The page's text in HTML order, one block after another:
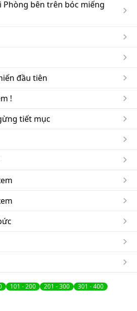
Phòng bên trên bóc miếng
đầu tiên
!
tiết mục
101 -200 201 -300 301 -400